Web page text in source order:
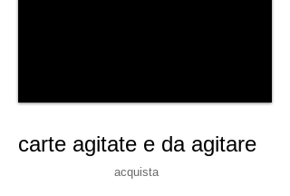
carte agitate e da agitare
acquista